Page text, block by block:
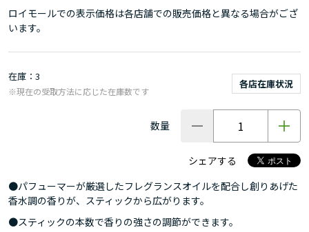
ロイモールでの表示価格は各店舗での販売価格と異なる場合がござ
います。
在庫 3
各店在庫状況
※現在の受取方法に応じた在庫数です
数量
シェアする
●パフューマーが厳選したフレグランスオイルを配合し創りあげた
香水調の香りが、スティックから広がります。
●スティックの本数で香りの強さの調節ができます。